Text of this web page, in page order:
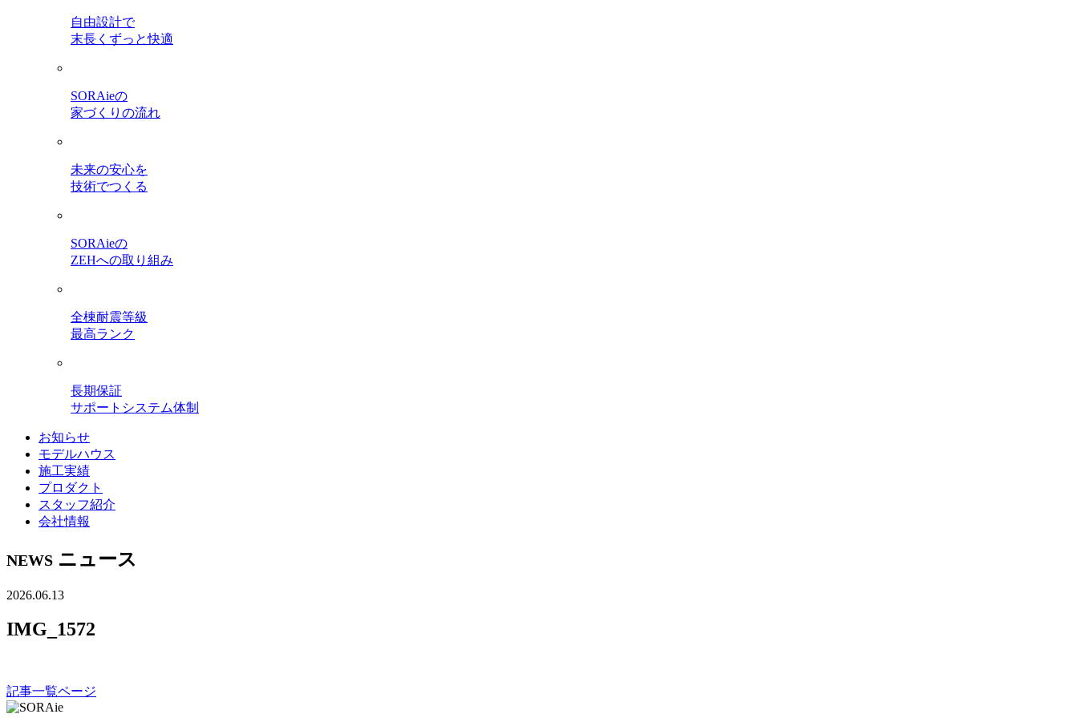
自由設計で
末長くずっと快適
SORAieの
家づくりの流れ
未来の安心を
技術でつくる
SORAieの
ZEHへの取り組み
全棟耐震等級
最高ランク
長期保証
サポートシステム体制
お知らせ
モデルハウス
施工実績
プロダクト
スタッフ紹介
会社情報
NEWS ニュース
2026.06.13
IMG_1572
記事一覧ページ